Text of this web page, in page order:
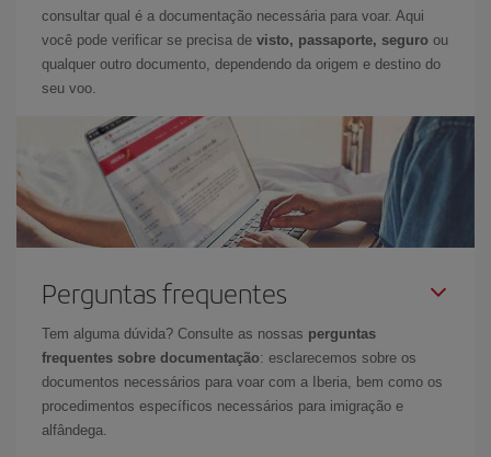
consultar qual é a documentação necessária para voar. Aqui
você pode verificar se precisa de visto, passaporte, seguro ou
qualquer outro documento, dependendo da origem e destino do
seu voo.
Perguntas frequentes
Tem alguma dúvida? Consulte as nossas perguntas
frequentes sobre documentação: esclarecemos sobre os
documentos necessários para voar com a Iberia, bem como os
procedimentos específicos necessários para imigração e
alfândega.